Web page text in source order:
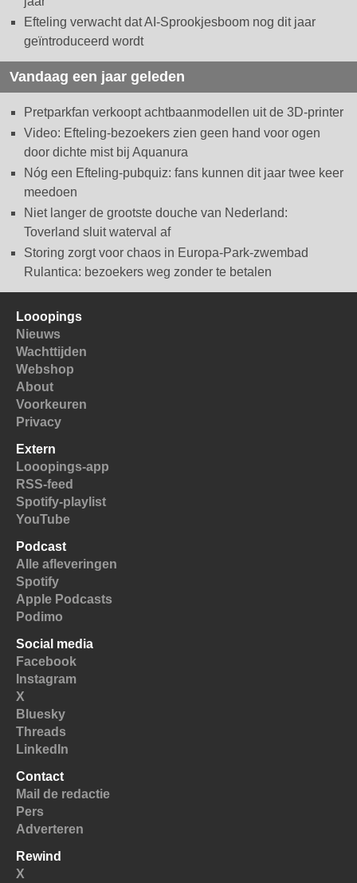
Efteling verwacht dat AI-Sprookjesboom nog dit jaar
geïntroduceerd wordt
Vandaag een jaar geleden
Pretparkfan verkoopt achtbaanmodellen uit de 3D-printer
Video: Efteling-bezoekers zien geen hand voor ogen
door dichte mist bij Aquanura
Nóg een Efteling-pubquiz: fans kunnen dit jaar twee keer
meedoen
Niet langer de grootste douche van Nederland:
Toverland sluit waterval af
Storing zorgt voor chaos in Europa-Park-zwembad
Rulantica: bezoekers weg zonder te betalen
Looopings
Nieuws
Wachttijden
Webshop
About
Voorkeuren
Privacy
Extern
Looopings-app
RSS-feed
Spotify-playlist
YouTube
Podcast
Alle afleveringen
Spotify
Apple Podcasts
Podimo
Social media
Facebook
Instagram
X
Bluesky
Threads
LinkedIn
Contact
Mail de redactie
Pers
Adverteren
Rewind
X